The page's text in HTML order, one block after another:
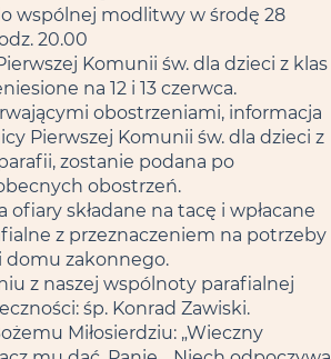
wspólnej modlitwy w środę 28
20.00
Komunii św. dla dzieci z klas
na 12 i 13 czerwca.
obostrzeniami, informacja
Pierwszej Komunii św. dla dzieci z
zostanie podana po
obostrzeń.
ofiary składane na tacę i wpłacane
z przeznaczeniem na potrzeby
domu zakonnego.
z naszej wspólnoty parafialnej
śp. Konrad Zawiski.
Miłosierdziu: „Wieczny